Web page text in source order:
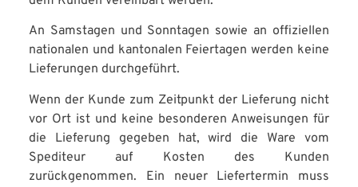
An Samstagen und Sonntagen sowie an offiziellen
nationalen und kantonalen Feiertagen werden keine
Lieferungen durchgeführt.
Wenn der Kunde zum Zeitpunkt der Lieferung nicht
vor Ort ist und keine besonderen Anweisungen für
die Lieferung gegeben hat, wird die Ware vom
Spediteur auf Kosten des Kunden
zurückgenommen. Ein neuer Liefertermin muss